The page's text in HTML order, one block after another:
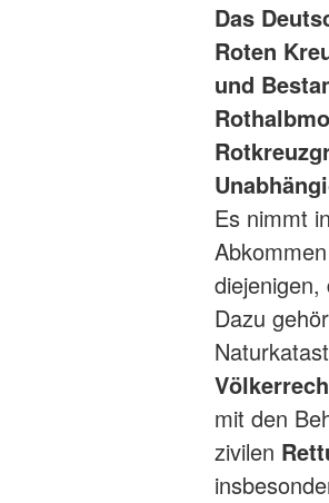
Das
Roten
und
Es nimmt
Dazu
mit den
zivilen